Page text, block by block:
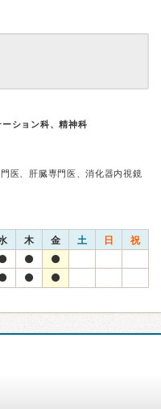
ション科、精神科
医、肝臓専門医、消化器内視鏡
木 金 土 日 祝